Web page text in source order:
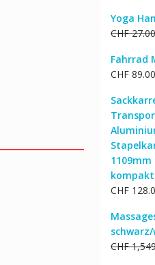
Yoga
CHF27.00
Fahrrad
CHF 89.00
CHF
schwarz/
CHF